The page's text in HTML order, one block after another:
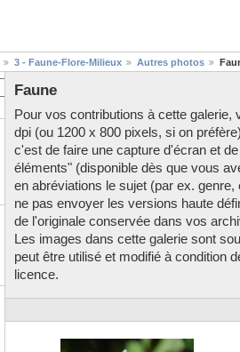
3 - Faune-Flore-Milieux Autres photos
Faune
Pour vos contributions à cette
dpi (ou 1200 x 800 pixels, si on
c'est de faire une capture d'écran et
éléments" (disponible dès que vous
en abréviations le sujet (par ex.
ne pas envoyer les versions haute
de l'originale conservée dans vos
Les images dans cette galerie sont
peut être utilisé et modifié à condition
licence.